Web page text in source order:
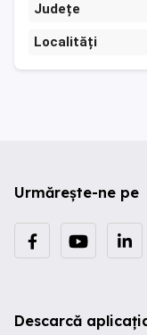
Județe
Localități
Urmărește-ne pe
Descarcă